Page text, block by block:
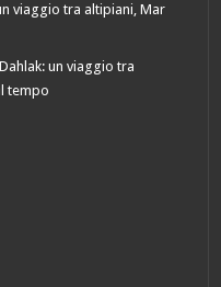
viaggio tra altipiani, Mar
un viaggio tra
tempo